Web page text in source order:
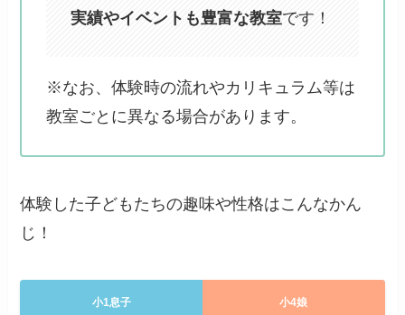
実績やイベントも豊富な教室です！
※なお、体験時の流れやカリキュラム等は
教室ごとに異なる場合があります。
体験した子どもたちの趣味や性格はこんなかん
じ！
小1息子 小4娘